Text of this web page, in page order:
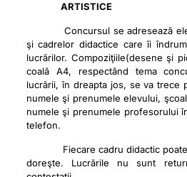
ARTISTICE
Concursul se adresează
şi cadrelor didactice care îi
lucrărilor. Compoziţiile(desene şi
coală A4, respectând tema
lucrării, în dreapta jos, se va trece
numele şi prenumele elevului,
numele şi prenumele profesorului
telefon.
Fiecare cadru didactic poate
doreşte. Lucrările nu sunt